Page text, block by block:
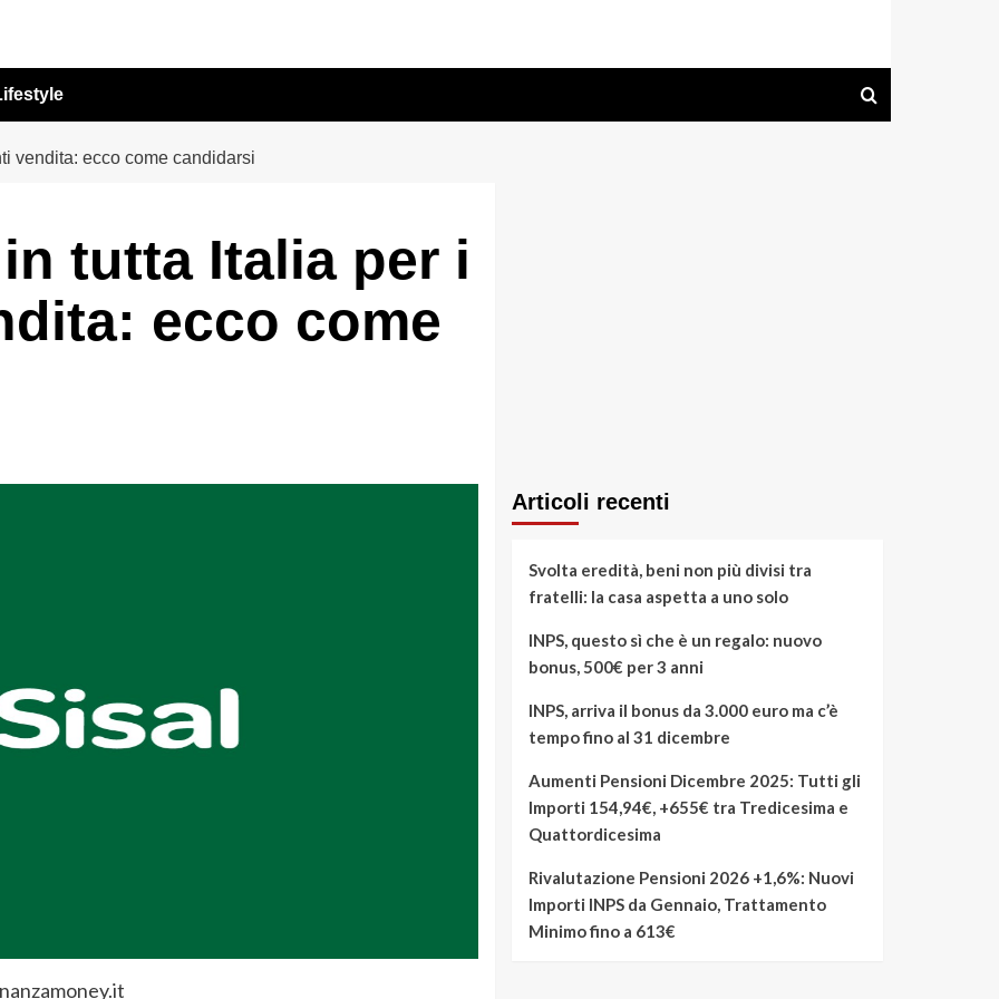
vendita: ecco come candidarsi
tutta Italia per i
ecco come
Articoli recenti
Svolta eredità, beni non più divisi tra
fratelli: la casa aspetta a uno solo
INPS, questo sì che è un regalo: nuovo
bonus, 500€ per 3 anni
INPS, arriva il bonus da 3.000 euro ma c’è
tempo fino al 31 dicembre
Aumenti Pensioni Dicembre 2025: Tutti gli
Importi 154,94€, +655€ tra Tredicesima e
Quattordicesima
Rivalutazione Pensioni 2026 +1,6%: Nuovi
Importi INPS da Gennaio, Trattamento
Minimo fino a 613€